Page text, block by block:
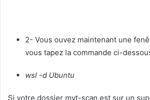
2- Vous ouvez maintenant une
vous tapez la commande ci-
wsl -d Ubuntu
Si votre dossier mvt-scan est sur un